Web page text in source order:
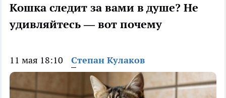
Кошка следит за вами в душе? Не
удивляйтесь — вот почему
11 мая 18:10 Степан Кулаков